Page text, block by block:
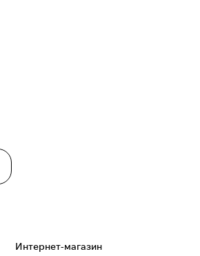
Интернет-магазин